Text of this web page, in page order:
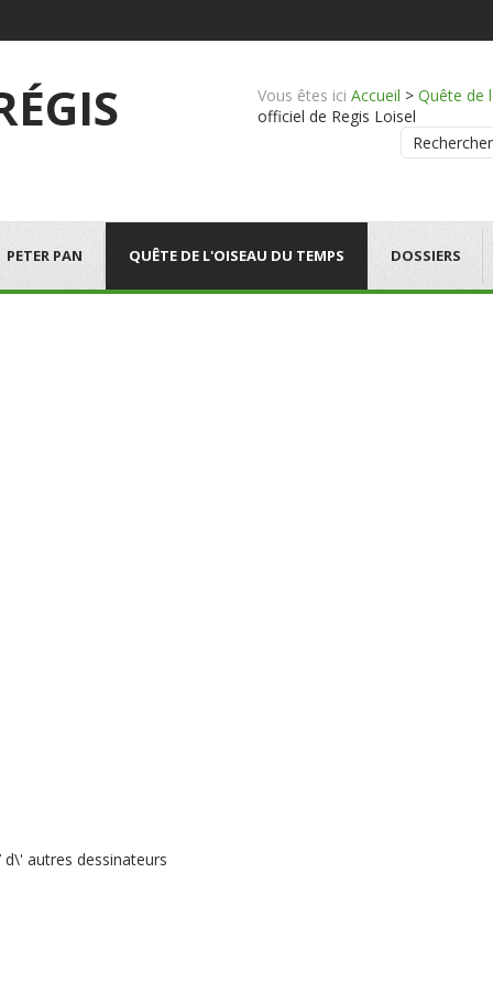
Vous êtes ici Accueil > Quête de
officiel de Regis Loisel
Rechercher
PETER PAN QUÊTE DE L'OISEAU DU TEMPS DOSSIERS
autres dessinateurs